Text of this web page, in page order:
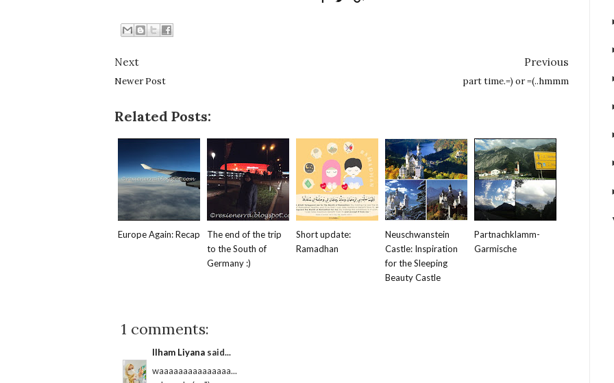
Next
Newer Post
Previous
part time.=) or =(..hmmm
Related Posts:
Europe Again: Recap
The end of the trip
to the South of
Germany :)
Short update:
Ramadhan
Neuschwanstein
Castle: Inspiration
for the Sleeping
Beauty Castle
Partnachklamm-
Garmische
1 comments:
Ilham Liyana said...
waaaaaaaaaaaaaaa...